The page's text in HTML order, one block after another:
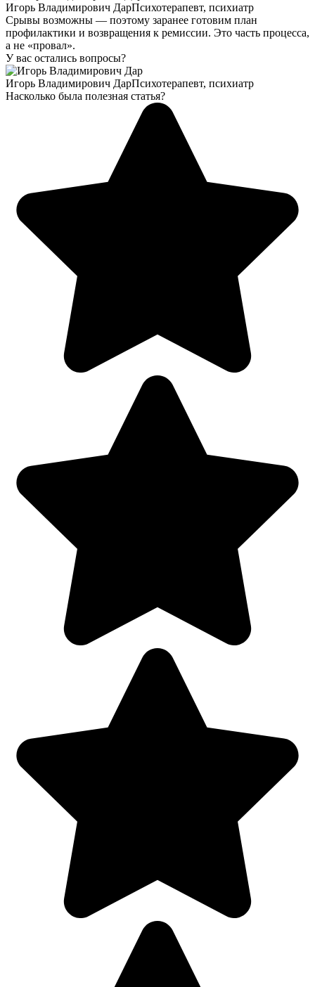
Игорь Владимирович ДарПсихотерапевт, психиатр
Срывы возможны — поэтому заранее готовим план
профилактики и возвращения к ремиссии. Это часть процесса,
а не «провал».
У вас остались вопросы?
Игорь Владимирович ДарПсихотерапевт, психиатр
Насколько была полезная статья?